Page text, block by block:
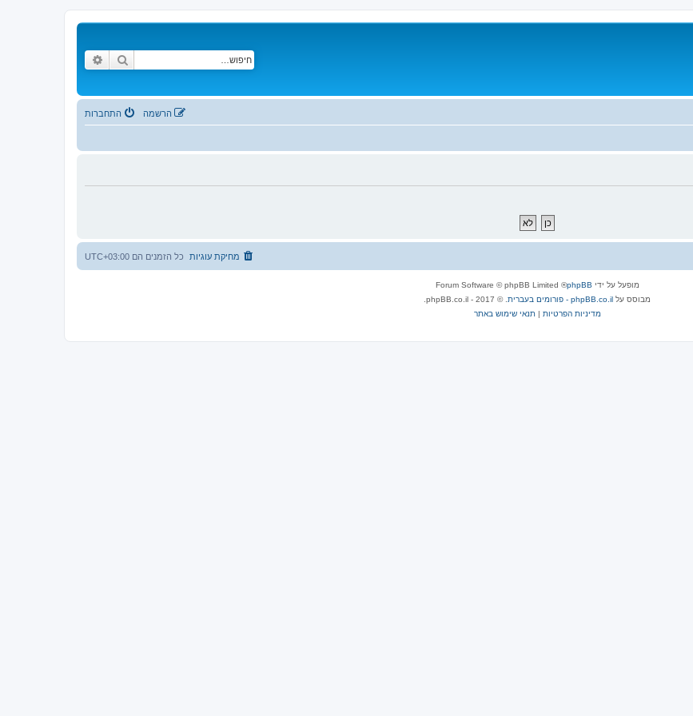
חיפוש
התחברות הרשמה
כל הזמנים הם UTC+03:00 מחיקת עוגיות
מופעל על ידי phpBB
® Forum Software © phpBB Limited
מבוסס על phpBB.co.il - פורומים בעברית
. © 2017 - phpBB.co.il.
מדיניות הפרטיות |תנאי שימוש באתר